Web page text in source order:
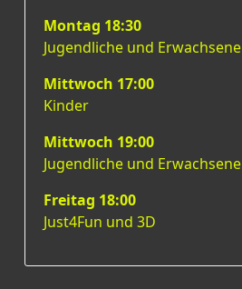
Montag 18:30
Jugendliche und Erwachsene
Mittwoch 17:00
Kinder
Mittwoch 19:00
Jugendliche und Erwachsene
Freitag 18:00
Just4Fun und 3D